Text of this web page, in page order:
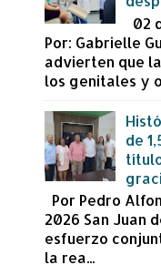
02
Por: Gabrielle
advierten que
los genitales y
de
Por Pedro
2026 San Juan
esfuerzo
la rea...